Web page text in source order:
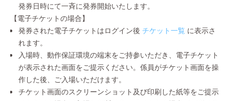
発券日時にて一斉に発券開始いたします。
【電子チケットの場合】
発券された電子チケットはログイン後 チケット一覧 に表示さ
れます。
入場時、動作保証環境の端末をご持参いただき、電子チケット
が表示された画面をご提示ください。係員がチケット画面を操
作した後、ご入場いただけます。
チケット画面のスクリーンショット及び印刷した紙等をご提示